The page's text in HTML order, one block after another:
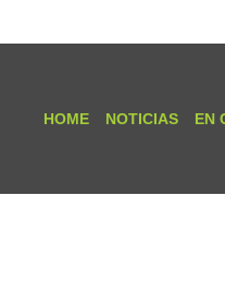
HOME NOTICIAS EN